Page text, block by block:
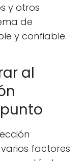
y otros
de
y confiable.
al
factores